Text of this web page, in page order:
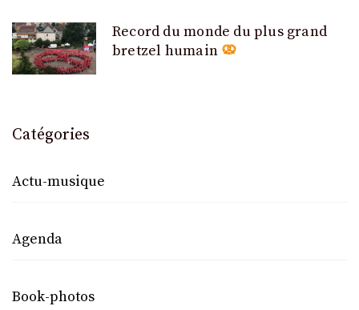
Record du monde du plus grand
bretzel humain
Catégories
Actu-musique
Agenda
Book-photos